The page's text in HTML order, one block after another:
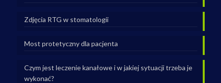
Zdjęcia RTG w stomatologii
Most protetyczny dla pacjenta
Czym jest leczenie kanałowe i w jakiej sytuacji trzeba je
wykonać?